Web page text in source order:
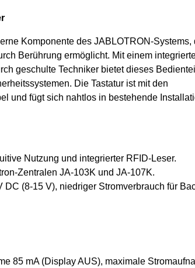
Komponente des JABLOTRON-Systems,
Berührung ermöglicht. Mit einem
geschulte Techniker bietet dieses
Die Tastatur ist mit den
und fügt sich nahtlos in bestehende
Nutzung und integrierter RFID-Leser.
Zentralen JA-103K und JA-107K.
DC (8-15 V), niedriger Stromverbrauch für
85 mA (Display AUS), maximale